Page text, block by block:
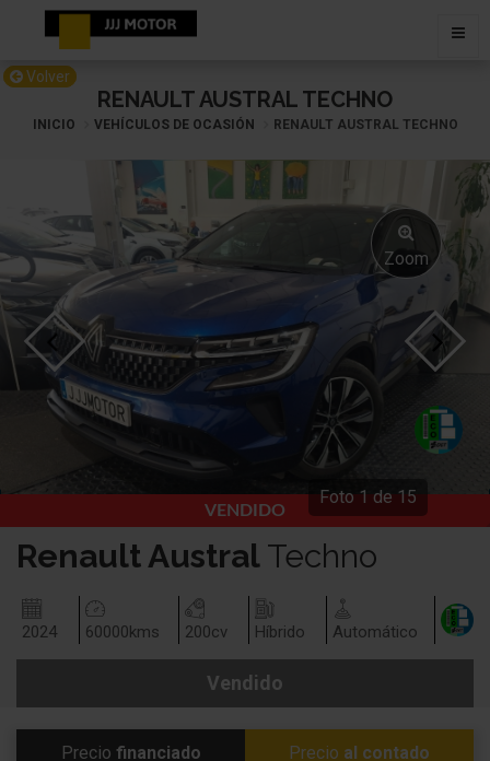
RENAULT AUSTRAL TECHNO
Volver
INICIO VEHÍCULOS DE OCASIÓN RENAULT AUSTRAL TECHNO
Zoom
VENDIDO
Foto1 de 15
RenaultAustral Techno
2024 60000kms 200cv Híbrido Automático
Vendido
Precio financiado Precio al contado